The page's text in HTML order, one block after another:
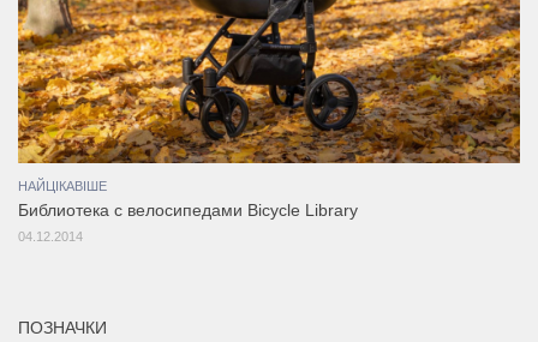
НАЙЦІКАВІШЕ
Библиотека с велосипедами Bicycle Library
04.12.2014
ПОЗНАЧКИ